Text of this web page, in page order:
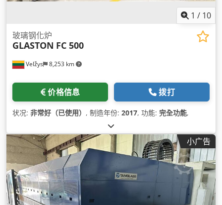
1 / 10
Velžys 8,253 km
玻璃钢化炉
GLASTON FC 500
价格信息 拨打
状况: 非常好（已使用） , 制造年份: 2017, 功能: 完全功能,
小广告